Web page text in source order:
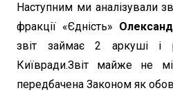
Наступним ми аналізували
фракції «Єдність»
звіт займає 2 аркуші і
Київради.Звіт майже не
передбачена Законом як